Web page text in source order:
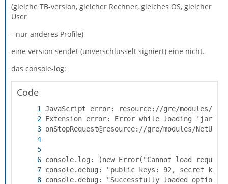
(gleiche TB-version, gleicher Rechner, gleiches OS, gleicher
User
- nur anderes Profile)
eine version sendet (unverschlüsselt signiert) eine nicht.
das console-log:
Code